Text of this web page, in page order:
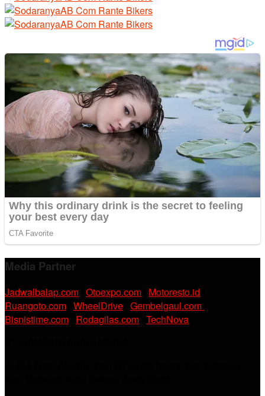
Media Partner
Jadwalbalap.com Otoexpo.com Motoresto.id
Ruangoto.com WheelDrive Gembelgaul.com
Bisnistime.com Rodagilas.com TechNova